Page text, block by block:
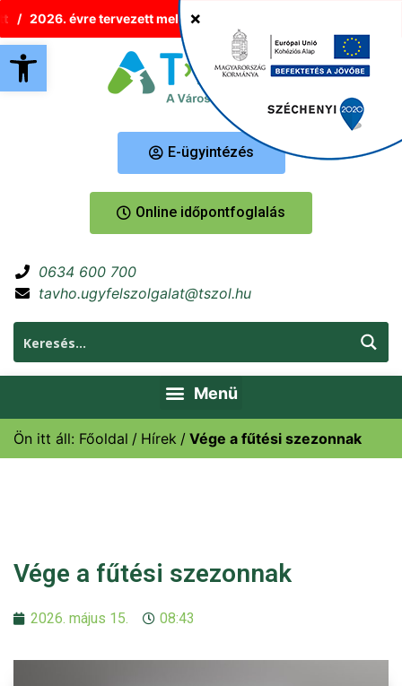
Eszköztár megnyitása
2026. évre tervezett melegvíz-korlátozások Tatabányán
E-ügyintézés
Online időpontfoglalás
0634 600 700
tavho.ugyfelszolgalat@tszol.hu
Ön itt áll: Főoldal Hírek Vége a fűtési szezonnak
Vége a fűtési szezonnak
2026. május 15. 08:43